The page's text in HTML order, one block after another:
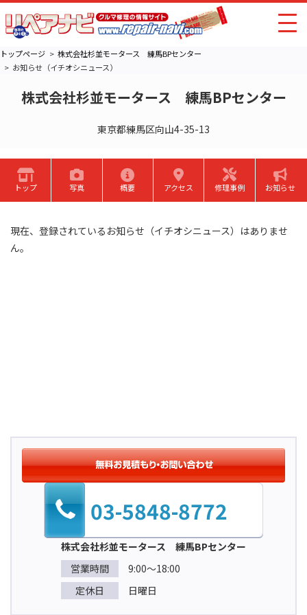
トップページ
株式会社杉並モータース 練馬BPセンター
お知らせ（イチオシニュース）
株式会社杉並モータース 練馬BPセンター
東京都練馬区向山4-35-13
トップ 写真 概要 アクセス 修理事例 お知らせ
現在、登録されているお知らせ（イチオシニュース）はありませ
ん。
03-5848-8772
株式会社杉並モータース 練馬BPセンター
営業時間
9:00～18:00
定休日
日曜日